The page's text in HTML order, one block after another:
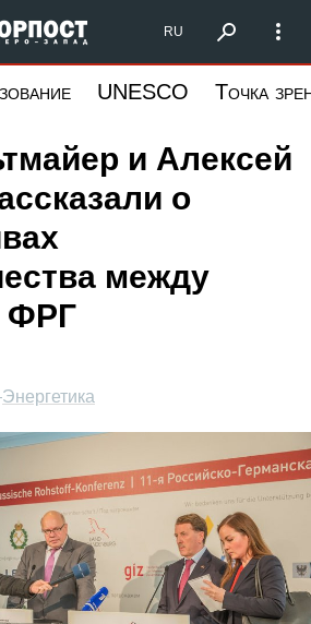
Форпост Северо-Запад
RU
UNESCO Точка
и Алексей
о
между
ФРГ
Энергетика